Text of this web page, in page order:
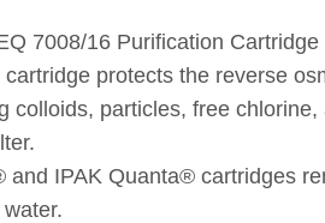
7008/16 Purification
cartridge protects the reverse
colloids, particles, free
and IPAK Quanta® cartridges